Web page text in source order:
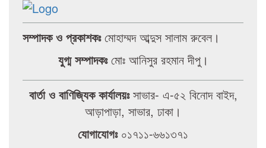
সম্পাদক ও প্রকাশকঃমোহাম্মদ আব্দুস সালাম রুবেল।
যুগ্ম সম্পাদকঃমোঃ আনিসুর রহমান দীপু।
বার্তা ও বাণিজ্যিক কার্যালয়ঃসাভার- এ-৫২ বিনোদ বাইদ,
আড়াপাড়া, সাভার, ঢাকা।
যোগাযোগঃ০১৭১১-৬৬১৩৭১